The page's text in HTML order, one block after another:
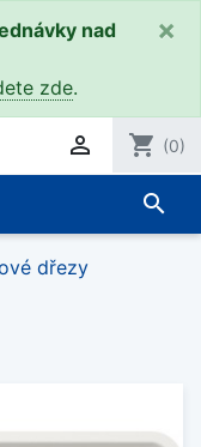
nad
zde.
×
 shopping_cart (0)
search
dřezy